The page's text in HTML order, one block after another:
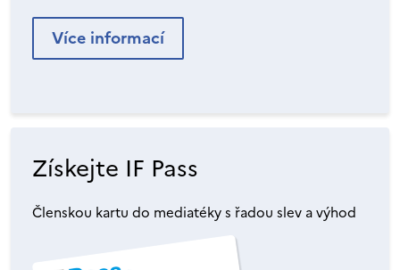
Více informací
Získejte IF Pass
Členskou kartu do mediatéky s řadou slev a výhod